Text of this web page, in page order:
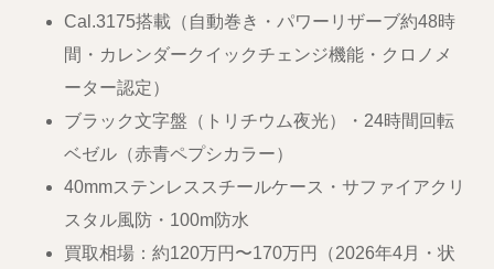
Cal.3175搭載（自動巻き・パワーリザーブ約48時
間・カレンダークイックチェンジ機能・クロノメ
ーター認定）
ブラック文字盤（トリチウム夜光）・24時間回転
ベゼル（赤青ペプシカラー）
40mmステンレススチールケース・サファイアクリ
スタル風防・100m防水
買取相場：約120万円〜170万円（2026年4月・状